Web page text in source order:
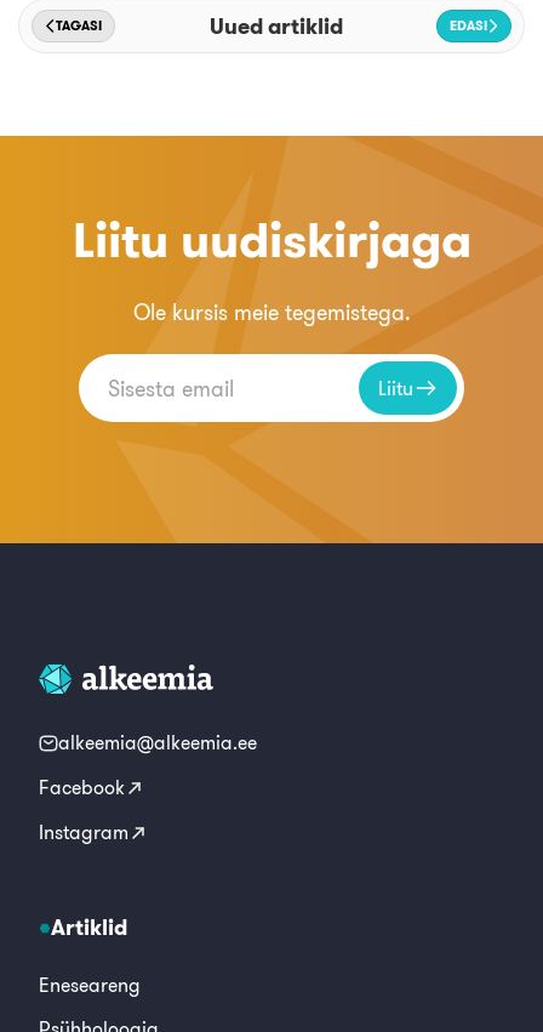
TAGASI Uued artiklid EDASI
Liitu uudiskirjaga
Ole kursis meie tegemistega.
Liitu
alkeemia@alkeemia.ee
Facebook
Instagram
Artiklid
Eneseareng